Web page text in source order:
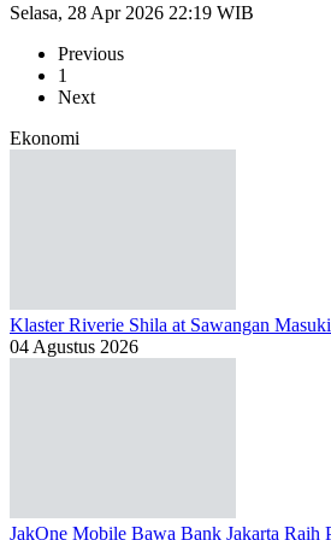
Selasa, 28 Apr 2026 22:19 WIB
Previous
1
Next
Ekonomi
Klaster Riverie Shila at Sawangan
04 Agustus 2026
JakOne Mobile Bawa Bank Jakarta Raih